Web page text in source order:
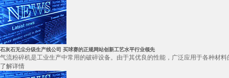
石灰石无尘分级生产线公司 买球赛的正规网站创新工艺水平行业领先
气流粉碎机是工业生产中常用的破碎设备。由于其优良的性能，广泛应用于各种材
了解详情